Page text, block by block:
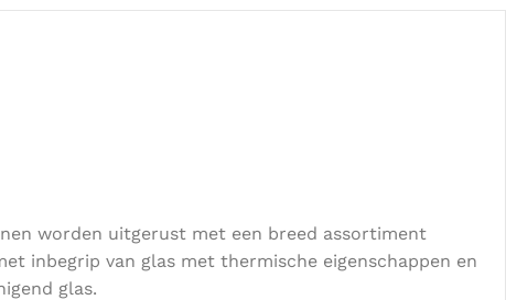
worden uitgerust met een breed assortiment
inbegrip van glas met thermische eigenschappen en
glas.